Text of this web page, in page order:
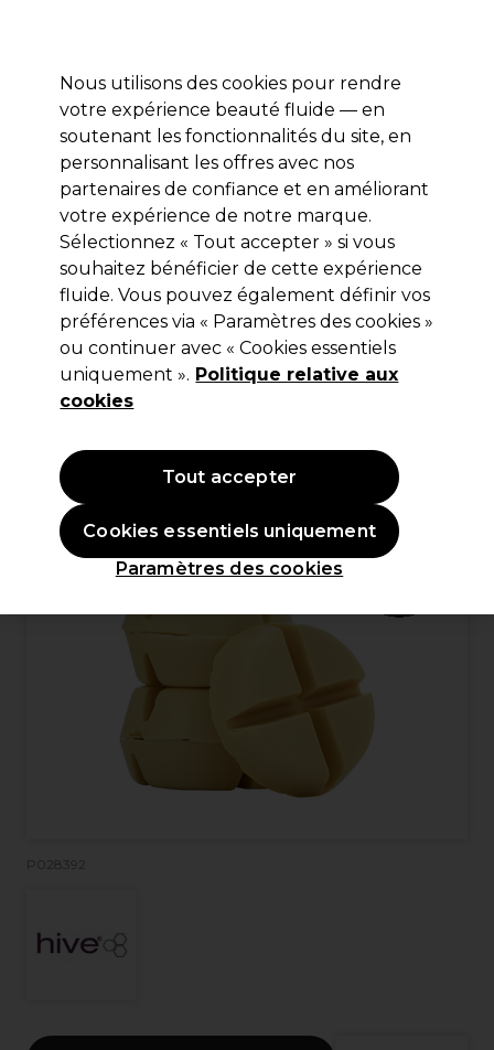
Se connecter
Marques Bons plans Coiffure Electro et Matériel
Livraison et délais
lire la suite
Hive
Hive Disque de film de cire chaude
dépilatoire Peaux Sensibles 5x50g
(0)
7,15 €Hors TVA
P028392
Nous utilisons des cookies pour rendre
votre expérience beauté fluide — en
soutenant les fonctionnalités du site, en
personnalisant les offres avec nos
partenaires de confiance et en améliorant
votre expérience de notre marque.
Sélectionnez « Tout accepter » si vous
souhaitez bénéficier de cette expérience
fluide. Vous pouvez également définir vos
préférences via « Paramètres des cookies »
ou continuer avec « Cookies essentiels
uniquement ». Politique relative aux
cookies
Paramètres des cookies
Cookies essentiels uniquement
Tout accepter